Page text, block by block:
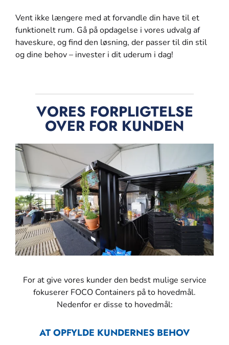
Vent ikke længere med at forvandle din have til et
funktionelt rum. Gå på opdagelse i vores udvalg af
haveskure, og find den løsning, der passer til din stil
og dine behov – invester i dit uderum i dag!
VORES FORPLIGTELSE
OVER FOR KUNDEN
For at give vores kunder den bedst mulige service
fokuserer FOCO Containers på to hovedmål.
Nedenfor er disse to hovedmål:
AT OPFYLDE KUNDERNES BEHOV